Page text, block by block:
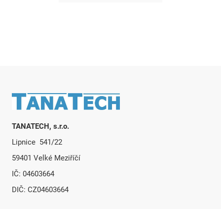
Zápatí
TANATECH, s.r.o.
Lipnice 541/22
59401 Velké Meziříčí
IČ: 04603664
DIČ: CZ04603664